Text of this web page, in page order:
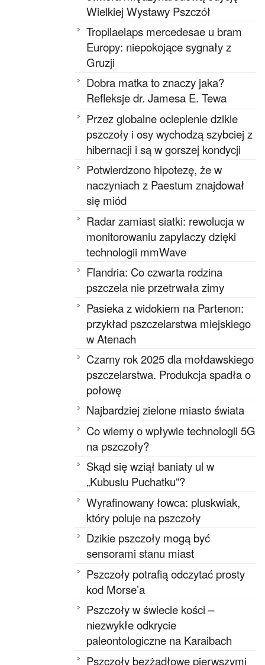
Wielkiej Wystawy Pszczół
Tropilaelaps mercedesae u bram
Europy: niepokojące sygnały z
Gruzji
Dobra matka to znaczy jaka?
Refleksje dr. Jamesa E. Tewa
Przez globalne ocieplenie dzikie
pszczoły i osy wychodzą szybciej z
hibernacji i są w gorszej kondycji
Potwierdzono hipotezę, że w
naczyniach z Paestum znajdował
się miód
Radar zamiast siatki: rewolucja w
monitorowaniu zapylaczy dzięki
technologii mmWave
Flandria: Co czwarta rodzina
pszczela nie przetrwała zimy
Pasieka z widokiem na Partenon:
przykład pszczelarstwa miejskiego
w Atenach
Czarny rok 2025 dla mołdawskiego
pszczelarstwa. Produkcja spadła o
połowę
Najbardziej zielone miasto świata
Co wiemy o wpływie technologii 5G
na pszczoły?
Skąd się wziął baniaty ul w
„Kubusiu Puchatku”?
Wyrafinowany łowca: pluskwiak,
który poluje na pszczoły
Dzikie pszczoły mogą być
sensorami stanu miast
Pszczoły potrafią odczytać prosty
kod Morse’a
Pszczoły w świecie kości –
niezwykłe odkrycie
paleontologiczne na Karaibach
Pszczoły bezżądłowe pierwszymi